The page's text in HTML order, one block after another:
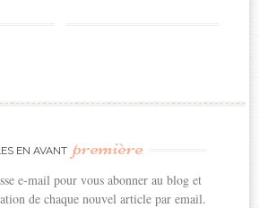
EN AVANT première
e-mail pour vous abonner au blog et
de chaque nouvel article par email.